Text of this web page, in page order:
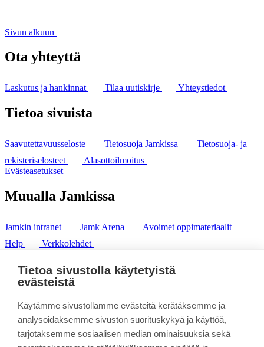
Sivun alkuun
Ota yhteyttä
Laskutus ja hankinnat Tilaa uutiskirje Yhteystiedot
Tietoa sivuista
Saavutettavuusseloste Tietosuoja Jamkissa
Tietosuoja- ja
rekisteriselosteet
Alasottoilmoitus
Evästeasetukset
Muualla Jamkissa
Jamkin intranet Jamk Arena
Avoimet oppimateriaalit
Help
Verkkolehdet
puh. +358 20 743 8100
fax. +358 14 449 9694
Tietoa sivustolla käytetyistä
evästeistä
Käytämme sivustollamme evästeitä kerätäksemme ja
analysoidaksemme sivuston suorituskykyä ja käyttöä,
tarjotaksemme sosiaalisen median ominaisuuksia sekä